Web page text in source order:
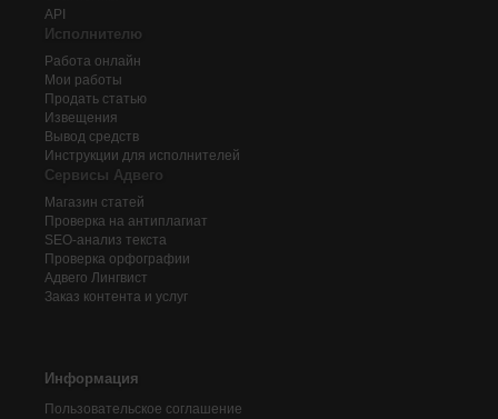
API
Исполнителю
Работа онлайн
Мои работы
Продать статью
Извещения
Вывод средств
Инструкции для исполнителей
Сервисы Адвего
Магазин статей
Проверка на антиплагиат
SEO-анализ текста
Проверка орфографии
Адвего Лингвист
Заказ контента и услуг
Информация
Пользовательское соглашение